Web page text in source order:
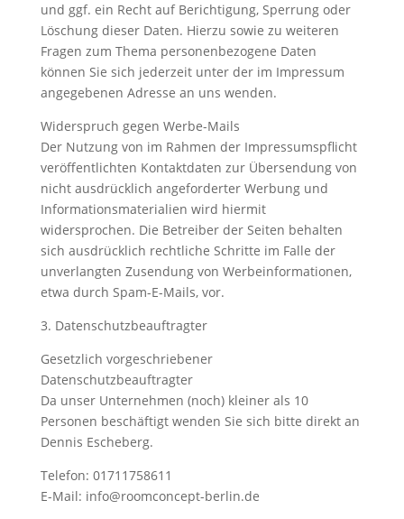
und ggf. ein Recht auf Berichtigung, Sperrung oder
Löschung dieser Daten. Hierzu sowie zu weiteren
Fragen zum Thema personenbezogene Daten
können Sie sich jederzeit unter der im Impressum
angegebenen Adresse an uns wenden.
Widerspruch gegen Werbe-Mails
Der Nutzung von im Rahmen der Impressumspflicht
veröffentlichten Kontaktdaten zur Übersendung von
nicht ausdrücklich angeforderter Werbung und
Informationsmaterialien wird hiermit
widersprochen. Die Betreiber der Seiten behalten
sich ausdrücklich rechtliche Schritte im Falle der
unverlangten Zusendung von Werbeinformationen,
etwa durch Spam-E-Mails, vor.
3. Datenschutzbeauftragter
Gesetzlich vorgeschriebener
Datenschutzbeauftragter
Da unser Unternehmen (noch) kleiner als 10
Personen beschäftigt wenden Sie sich bitte direkt an
Dennis Escheberg.
Telefon: 01711758611
E-Mail: info@roomconcept-berlin.de